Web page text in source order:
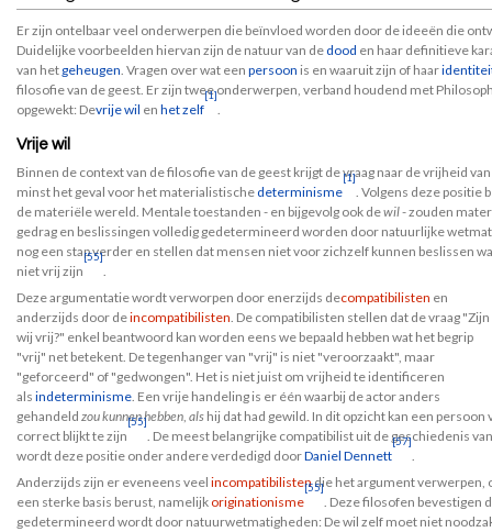
Er zijn ontelbaar veel onderwerpen die beïnvloed worden door de ideeën die
Duidelijke voorbeelden hiervan zijn de natuur van de dood en haar definitieve
van het geheugen. Vragen over wat een persoon is en waaruit zijn of haar
filosofie van de geest. Er zijn twee onderwerpen, verband houdend met
opgewekt: Devrije wil en het zelf
[1]
.
Vrije wil
Binnen de context van de filosofie van de geest krijgt de vraag naar de vrijheid
minst het geval voor het materialistische determinisme
[1]
. Volgens deze positie
de materiële wereld. Mentale toestanden - en bijgevolg ook dewil- zouden
gedrag en beslissingen volledig gedetermineerd worden door natuurlijke
nog een stap verder en stellen dat mensen niet voor zichzelf kunnen beslissen
niet vrij zijn
[55]
.
Deze argumentatie wordt verworpen door enerzijds decompatibilisten en
anderzijds door deincompatibilisten. De compatibilisten stellen dat de vraag "Zijn
wij vrij?" enkel beantwoord kan worden eens we bepaald hebben wat het begrip
"vrij" net betekent. De tegenhanger van "vrij" is niet "veroorzaakt", maar
"geforceerd" of "gedwongen". Het is niet juist om vrijheid te identificeren
als indeterminisme. Een vrije handeling is er één waarbij de actor anders
gehandeld zou kunnen hebben, als hij dat had gewild. In dit opzicht kan een
correct blijkt te zijn
[55]
. De meest belangrijke compatibilist uit de geschiedenis
wordt deze positie onder andere verdedigd doorDaniel Dennett
[57]
.
Anderzijds zijn er eveneens veel incompatibilistendie het argument verwerpen,
een sterke basis berust, namelijk originationisme
[55]
. Deze filosofen bevestigen
gedetermineerd wordt door natuurwetmatigheden: De wil zelf moet niet